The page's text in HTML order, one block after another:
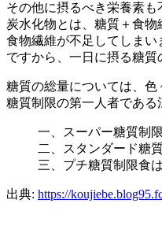
その他に摂るべき栄養素も
炭水化物とは、糖質＋食
食物繊維が不足してしまい
ですから、一日に摂る糖
糖質の総量については、色
糖質制限の第一人者であ
一、スーパー糖質制
二、スタンダード糖
三、プチ糖質制限食
出典: https://